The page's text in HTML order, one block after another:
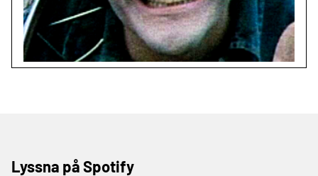
Lyssna på Spotify